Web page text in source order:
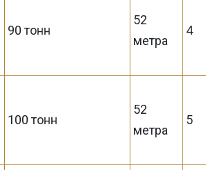
90 тонн
52
метра
4
100 тонн
52
метра
5